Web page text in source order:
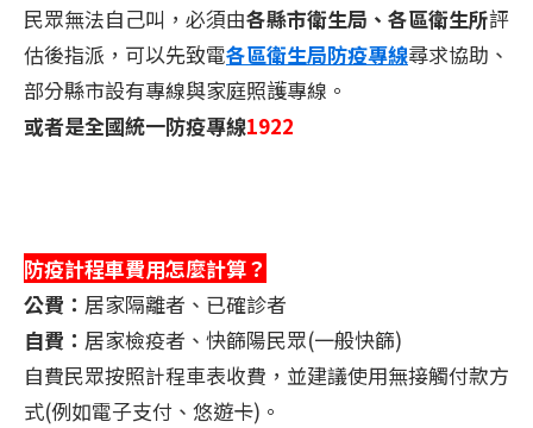
民眾無法自己叫，必須由各縣市衛生局、各區衛生所評
估後指派，可以先致電各區衛生局防疫專線尋求協助、
部分縣市設有專線與家庭照護專線。
或者是全國統一防疫專線1922
防疫計程車費用怎麼計算？
公費： 居家隔離者、已確診者
自費： 居家檢疫者、快篩陽民眾(一般快篩)
自費民眾按照計程車表收費，並建議使用無接觸付款方
式(例如電子支付、悠遊卡)。